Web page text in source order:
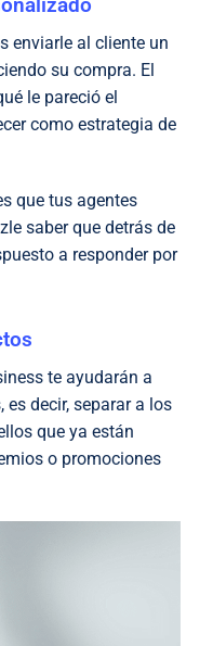
enviarle al cliente un
su compra. El
le pareció el
como estrategia de
que tus agentes
saber que detrás de
a responder por
te ayudarán a
decir, separar a los
que ya están
o promociones